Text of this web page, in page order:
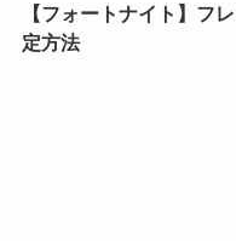
【フォートナイト】フ
定方法